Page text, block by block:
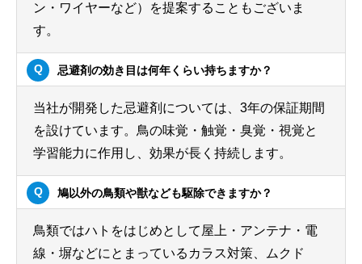
ン・ワイヤーなど）を提案することもございま
す。
忌避剤の効き目は何年くらい持ちますか？
当社が開発した忌避剤については、3年の保証期間
を設けています。鳥の味覚・触覚・臭覚・視覚と
学習能力に作用し、効果が長く持続します。
鳩以外の鳥類や獣なども駆除できますか？
鳥類ではハトをはじめとして屋上・アンテナ・電
線・塀などにとまっているカラス対策、ムクド